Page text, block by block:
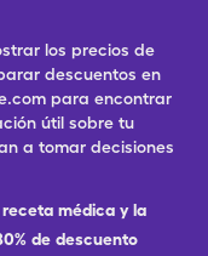
los precios de
descuentos en
para encontrar
útil sobre tu
a tomar decisiones
médica y la
de descuento